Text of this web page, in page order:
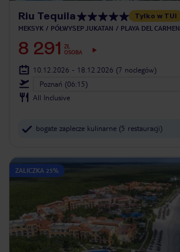
Riu Tequila Tylko w TUI
MEKSYK PÓŁWYSEP JUKATAN PLAYA DEL CARMEN
8 291
ZŁ
OSOBA
10.12.2026 - 18.12.2026 (7 noclegów)
Poznań (06:15)
All Inclusive
bogate zaplecze kulinarne (5 restauracji)
ZALICZKA 25%